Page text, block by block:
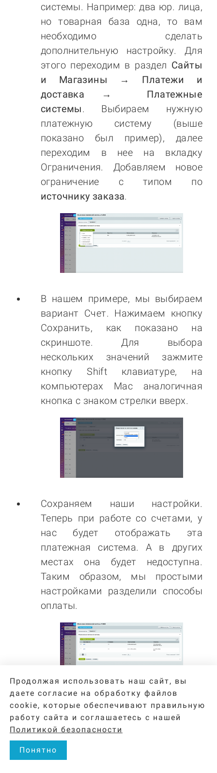
системы. Например: два юр. лица,
но товарная база одна, то вам
необходимо сделать
дополнительную настройку. Для
этого переходим в раздел Сайты
и Магазины → Платежи и
доставка → Платежные
системы. Выбираем нужную
платежную систему (выше
показано был пример), далее
переходим в нее на вкладку
Ограничения. Добавляем новое
ограничение с типом по
источнику заказа.
В нашем примере, мы выбираем
вариант Счет. Нажимаем кнопку
Сохранить, как показано на
скриншоте. Для выбора
нескольких значений зажмите
кнопку Shift клавиатуре, на
компьютерах Mac аналогичная
кнопка с знаком стрелки вверх.
Сохраняем наши настройки.
Теперь при работе со счетами, у
нас будет отображать эта
платежная система. А в других
местах она будет недоступна.
Таким образом, мы простыми
настройками разделили способы
оплаты.
Сообщения о неполадках и
вопросы по работе приложения
Продолжая использовать наш сайт, вы
даете согласие на обработку файлов
cookie, которые обеспечивают правильную
работу сайта и соглашаетесь с нашей
Политикой безопасности
Понятно